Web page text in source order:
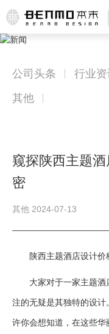
公司头条 行业
其他
窥探陕西主题
密
其他 2024-07-13
陕西主题酒店设计
大家对于一家主题
注的无疑是其独特的设
许你会想知道，在这些